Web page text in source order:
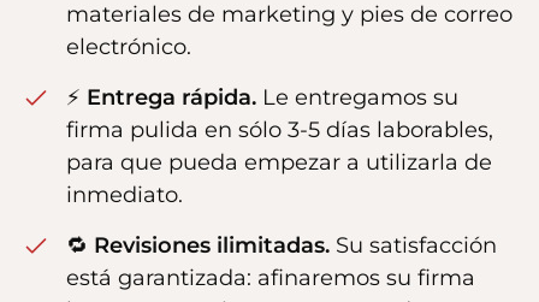
materiales de marketing y pies de correo
electrónico.
⚡ Entrega rápida. Le entregamos su
firma pulida en sólo 3-5 días laborables,
para que pueda empezar a utilizarla de
inmediato.
🔁 Revisiones ilimitadas. Su satisfacción
está garantizada: afinaremos su firma